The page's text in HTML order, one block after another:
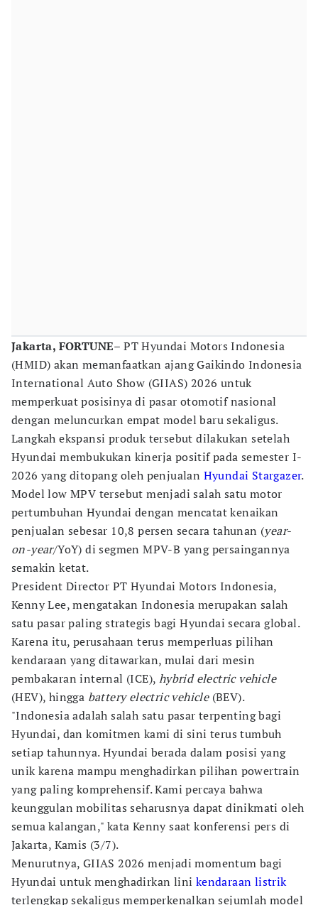
Jakarta, FORTUNE– PT Hyundai Motors Indonesia
(HMID) akan memanfaatkan ajang Gaikindo Indonesia
International Auto Show (GIIAS) 2026 untuk
memperkuat posisinya di pasar otomotif nasional
dengan meluncurkan empat model baru sekaligus.
Langkah ekspansi produk tersebut dilakukan setelah
Hyundai membukukan kinerja positif pada semester I-
2026 yang ditopang oleh penjualan Hyundai Stargazer.
Model low MPV tersebut menjadi salah satu motor
pertumbuhan Hyundai dengan mencatat kenaikan
penjualan sebesar 10,8 persen secara tahunan (year-
on-year/YoY) di segmen MPV-B yang persaingannya
semakin ketat.
President Director PT Hyundai Motors Indonesia,
Kenny Lee, mengatakan Indonesia merupakan salah
satu pasar paling strategis bagi Hyundai secara global.
Karena itu, perusahaan terus memperluas pilihan
kendaraan yang ditawarkan, mulai dari mesin
pembakaran internal (ICE), hybrid electric vehicle
(HEV), hingga battery electric vehicle (BEV).
"Indonesia adalah salah satu pasar terpenting bagi
Hyundai, dan komitmen kami di sini terus tumbuh
setiap tahunnya. Hyundai berada dalam posisi yang
unik karena mampu menghadirkan pilihan powertrain
yang paling komprehensif. Kami percaya bahwa
keunggulan mobilitas seharusnya dapat dinikmati oleh
semua kalangan," kata Kenny saat konferensi pers di
Jakarta, Kamis (3/7).
Menurutnya, GIIAS 2026 menjadi momentum bagi
Hyundai untuk menghadirkan lini kendaraan listrik
terlengkap sekaligus memperkenalkan sejumlah model